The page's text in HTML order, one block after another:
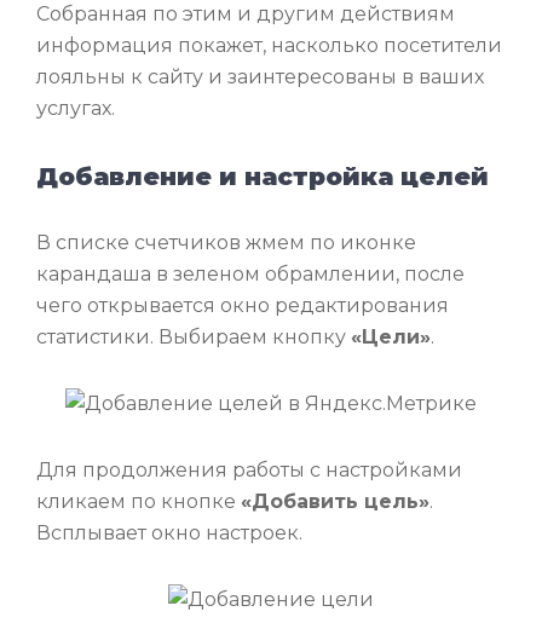
Собранная по этим и другим действиям
информация покажет, насколько посетители
лояльны к сайту и заинтересованы в ваших
услугах.
Добавление и настройка целей
В списке счетчиков жмем по иконке
карандаша в зеленом обрамлении, после
чего открывается окно редактирования
статистики. Выбираем кнопку «Цели».
Для продолжения работы с настройками
кликаем по кнопке «Добавить цель».
Всплывает окно настроек.